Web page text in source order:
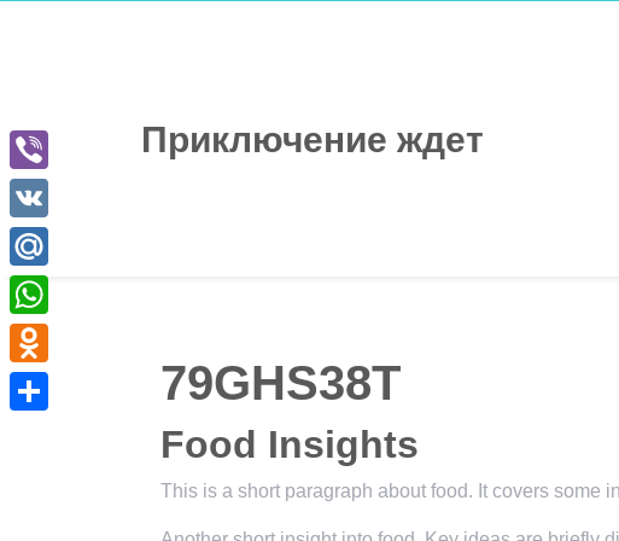
Приключение ждет
79GHS38T
Food Insights
This is a short paragraph about food. It covers some
Viber
VK
Mail.Ru
WhatsApp
Odnoklassniki